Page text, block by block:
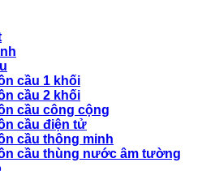
cầu 1 khối
cầu 2 khối
cầu công cộng
cầu điện tử
cầu thông minh
cầu thùng nước âm tường